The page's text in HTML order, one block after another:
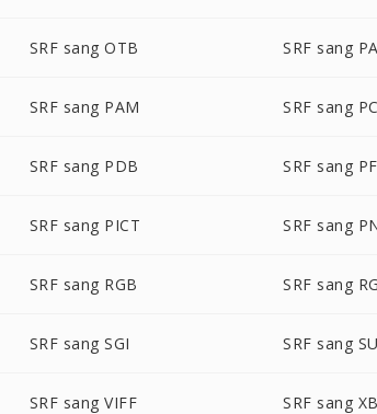
SRF sang OTB SRF sang
SRF sang PAM SRF sang
SRF sang PDB SRF sang
SRF sang PICT SRF sang
SRF sang RGB SRF sang
SRF sang SGI SRF sang
SRF sang VIFF SRF sang